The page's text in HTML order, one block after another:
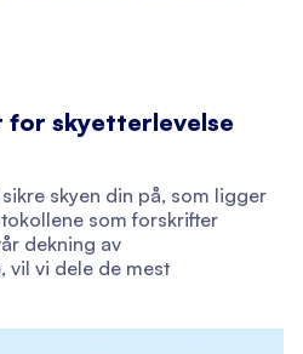
for skyetterlevelse
skyen din på, som ligger
som forskrifter
dekning av
vil vi dele de mest